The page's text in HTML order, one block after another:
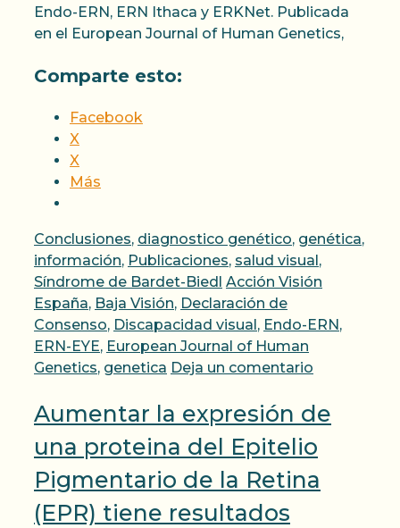
Endo-ERN, ERN Ithaca y ERKNet. Publicada
en el European Journal of Human Genetics,
Comparte esto:
Facebook
X
X
Más
Categorías
Conclusiones, diagnostico genético, genética,
información, Publicaciones, salud visual,
Síndrome de Bardet-Biedl Etiquetas
Acción Visión
España, Baja Visión, Declaración de
Consenso, Discapacidad visual, Endo-ERN,
ERN-EYE, European Journal of Human
Genetics, genetica Deja un comentario
Aumentar la expresión de
una proteina del Epitelio
Pigmentario de la Retina
(EPR) tiene resultados